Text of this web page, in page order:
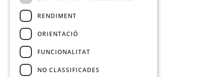
RENDIMENT
ORIENTACIÓ
FUNCIONALITAT
NO CLASSIFICADES